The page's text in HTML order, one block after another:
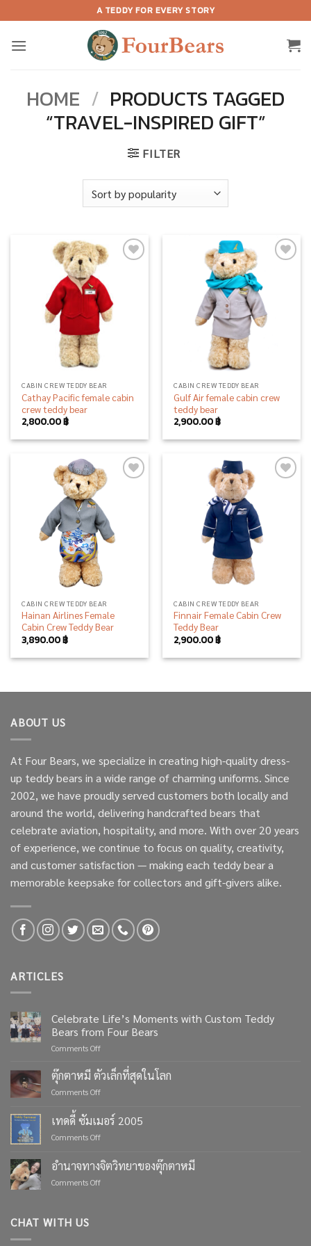
to
content
A TEDDY FOR EVERY STORY
HOME / PRODUCTS TAGGED
“TRAVEL-INSPIRED GIFT”
FILTER
CABIN CREW TEDDY BEAR
Cathay Pacific female cabin
crew teddy bear
2,800.00฿
CABIN CREW TEDDY BEAR
Gulf Air female cabin crew
teddy bear
2,900.00฿
CABIN CREW TEDDY BEAR
Hainan Airlines Female
Cabin Crew Teddy Bear
3,890.00฿
CABIN CREW TEDDY BEAR
Finnair Female Cabin Crew
Teddy Bear
2,900.00฿
ABOUT US
At Four Bears, we specialize in creating high-quality dress-
up teddy bears in a wide range of charming uniforms. Since
2002, we have proudly served customers both locally and
around the world, delivering handcrafted bears that
celebrate aviation, hospitality, and more. With over 20 years
of experience, we continue to focus on quality, creativity,
and customer satisfaction — making each teddy bear a
memorable keepsake for collectors and gift-givers alike.
ARTICLES
Celebrate Life’s Moments with Custom Teddy
Bears from Four Bears
Comments Offon
Life’s
Moments
with
Teddy
Bears
ตุ๊กตาหมี ตัวเล็กที่สุดในโลก
Comments Offon
ตัว
เล็ก
ใน
เทดดี้ ซัมเมอร์ 2005
Comments Offon
ดี้
ซัมเมอร์
2005
อำนาจทางจิตวิทยาของตุ๊กตาหมี
Comments Offon
CHAT WITH US